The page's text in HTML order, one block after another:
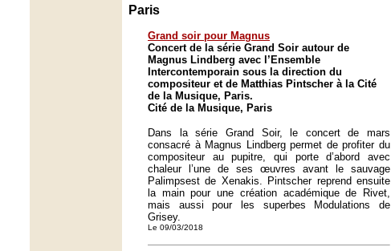
Paris
Grand soir pour Magnus
Concert de la série Grand Soir autour de
Magnus Lindberg avec l’Ensemble
Intercontemporain sous la direction du
compositeur et de Matthias Pintscher à la Cité
de la Musique, Paris.
Cité de la Musique, Paris
Dans la série Grand Soir, le concert de mars
consacré à Magnus Lindberg permet de profiter du
compositeur au pupitre, qui porte d’abord avec
chaleur l’une de ses œuvres avant le sauvage
Palimpsest de Xenakis. Pintscher reprend ensuite
la main pour une création académique de Rivet,
mais aussi pour les superbes Modulations de
Grisey.
Le 09/03/2018